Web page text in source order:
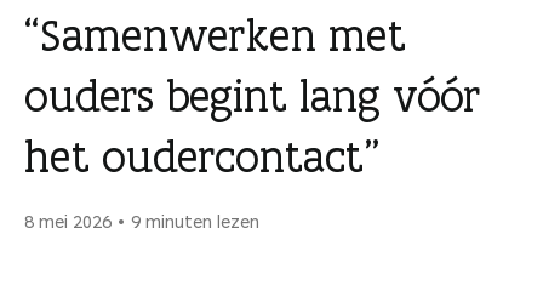
e
“Samenwerken met
ouders begint lang vóór
het oudercontact”
8 mei 2026 9 minuten lezen